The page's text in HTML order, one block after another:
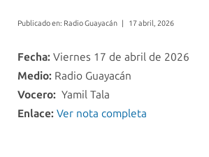
Publicado en: Radio Guayacán | 17 abril, 2026
Fecha: Viernes 17 de abril de 2026
Medio: Radio Guayacán
Vocero: Yamil Tala
Enlace: Ver nota completa